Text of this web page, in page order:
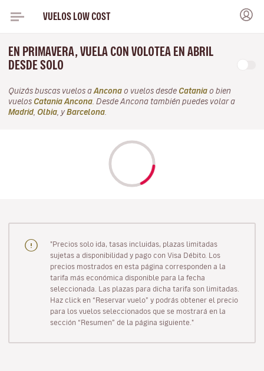
VUELOS LOW COST
EN PRIMAVERA, VUELA CON VOLOTEA EN ABRIL
DESDE SOLO
Quizás buscas vuelos a Ancona o vuelos desde Catania o bien
vuelos Catania Ancona . Desde Ancona también puedes volar a
Madrid Olbia , y Barcelona
"Precios solo ida, tasas incluidas, plazas limitadas
sujetas a disponibilidad y pago con Visa Débito. Los
precios mostrados en esta página corresponden a la
tarifa más económica disponible para la fecha
seleccionada. Las plazas para dicha tarifa son limitadas.
Haz click en “Reservar vuelo” y podrás obtener el precio
para los vuelos seleccionados que se mostrará en la
sección “Resumen” de la página siguiente."